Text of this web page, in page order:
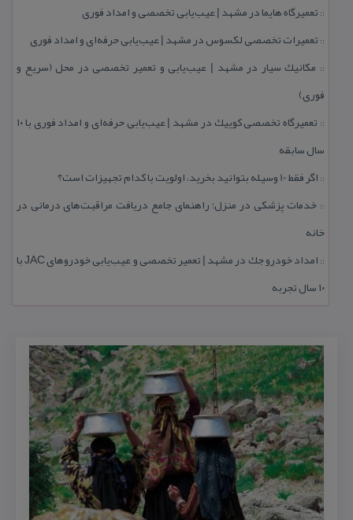
:: تعمیرگاه هایما در مشهد | عیب‌یابی تخصصی و امداد فوری
:: تعمیرات تخصصی لكسوس در مشهد | عیب‌یابی حرفه‌ای و امداد فوری
:: مكانیك سیار در مشهد | عیب‌یابی و تعمیر تخصصی در محل (سریع و
فوری)
::
تعمیرگاه تخصصی كوییك در مشهد | عیب‌یابی حرفه‌ای و امداد فوری با ۱۰
سال سابقه
:: اگر فقط 10 وسیله بتوانید بخرید، اولویت با كدام تجهیزات است؟
:: خدمات پزشكی در منزل؛ راهنمای جامع دریافت مراقبت‌های درمانی در
خانه
::
امداد خودرو جك در مشهد | تعمیر تخصصی و عیب‌یابی خودروهای JAC با
۱۰ سال تجربه